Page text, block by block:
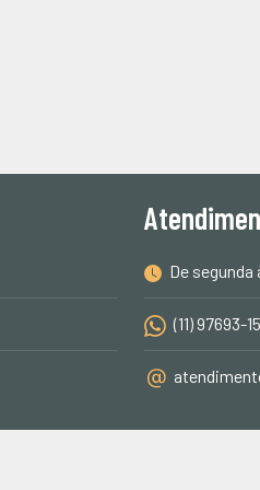
De segunda
(11) 97693-